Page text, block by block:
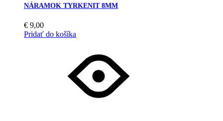
NÁRAMOK TYRKENIT 8MM
€ 9,00
Pridať do košíka